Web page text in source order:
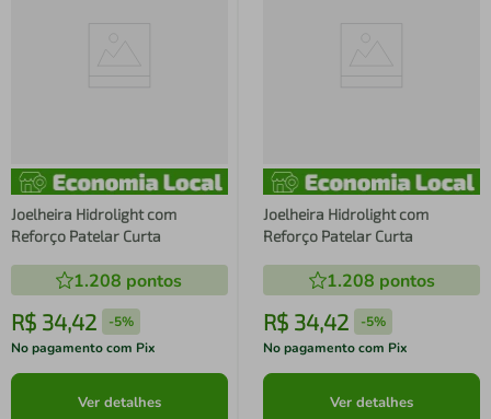
Joelheira Hidrolight com
Reforço Patelar Curta
1.208 pontos
R$ 34,42 -5%
No pagamento com Pix
Ver detalhes
Joelheira Hidrolight com
Reforço Patelar Curta
1.208 pontos
R$ 34,42 -5%
No pagamento com Pix
Ver detalhes